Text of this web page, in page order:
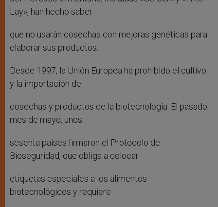
Lay», han hecho saber
que no usarán cosechas con mejoras genéticas para
elaborar sus productos.
Desde 1997, la Unión Europea ha prohibido el cultivo
y la importación de
cosechas y productos de la biotecnología. El pasado
mes de mayo, unos
sesenta países firmaron el Protocolo de
Bioseguridad, que obliga a colocar
etiquetas especiales a los alimentos
biotecnológicos y requiere